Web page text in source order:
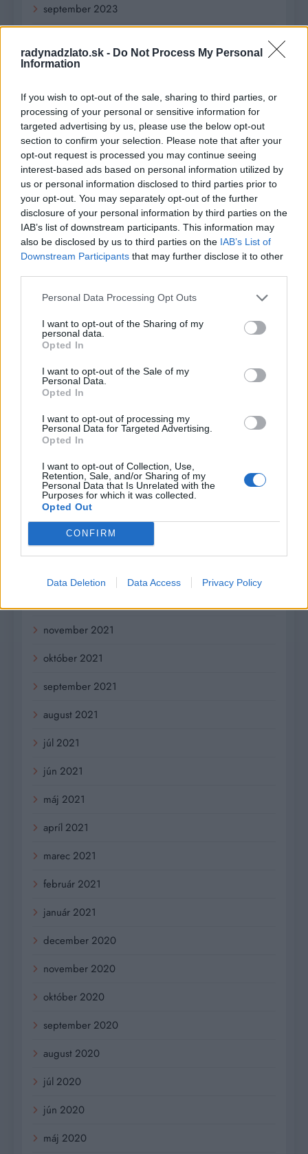
radynadzlato.sk - Do Not Process My Personal
Information
If you wish to opt-out of the sale, sharing to third parties, or
processing of your personal or sensitive information for
targeted advertising by us, please use the below opt-out
section to confirm your selection. Please note that after your
opt-out request is processed you may continue seeing
interest-based ads based on personal information utilized by
us or personal information disclosed to third parties prior to
your opt-out. You may separately opt-out of the further
disclosure of your personal information by third parties on the
IAB’s list of downstream participants. This information may
also be disclosed by us to third parties on the IAB’s List of
Downstream Participants that may further disclose it to other
Personal Data Processing Opt Outs
I want to opt-out of the Sharing of my
personal data.
Opted In
I want to opt-out of the Sale of my
Personal Data.
Opted In
I want to opt-out of processing my
Personal Data for Targeted Advertising.
Opted In
I want to opt-out of Collection, Use,
Retention, Sale, and/or Sharing of my
Personal Data that Is Unrelated with the
Purposes for which it was collected.
Opted Out
CONFIRM
Data Deletion Data Access Privacy Policy
september 2023
júl 2023
jún 2023
máj 2023
apríl 2023
marec 2023
február 2023
január 2023
december 2022
november 2022
október 2022
september 2022
august 2022
jún 2022
máj 2022
apríl 2022
marec 2022
február 2022
november 2021
október 2021
september 2021
august 2021
júl 2021
jún 2021
máj 2021
apríl 2021
marec 2021
február 2021
január 2021
december 2020
november 2020
október 2020
september 2020
august 2020
júl 2020
jún 2020
máj 2020